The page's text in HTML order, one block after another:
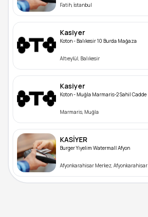
Fatih, İstanbul
Kasiyer
Koton - Balıkesir 10 Burda Mağaza
Altıeylül, Balıkesir
Kasiyer
Koton - Muğla Marmaris-2 Sahil Cadde
Marmaris, Muğla
KASİYER
Burger Yiyelim Watermall Afyon
Afyonkarahisar Merkez, Afyonkarahisar